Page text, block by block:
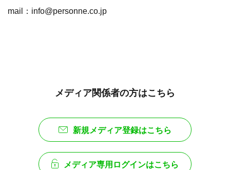
mail：info@personne.co.jp
メディア関係者の方はこちら
新規メディア登録はこちら
メディア専用ログインはこちら